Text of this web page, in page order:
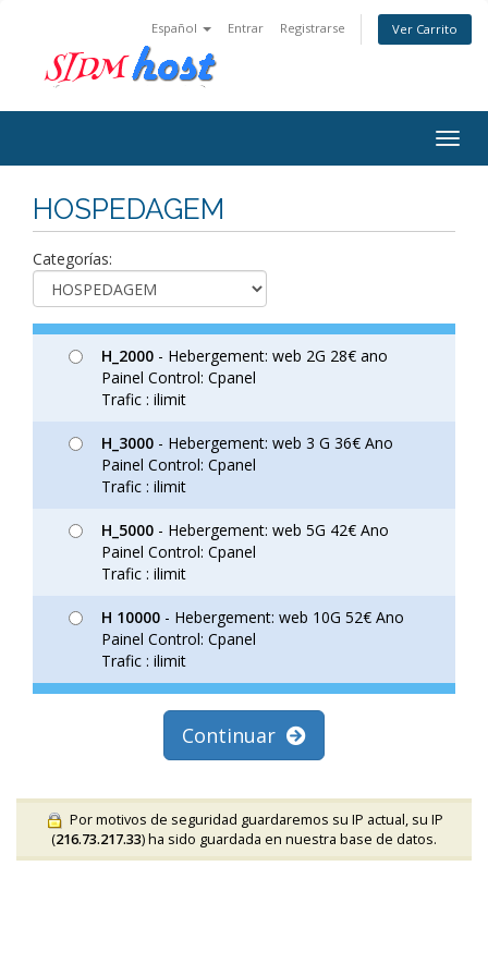
Español Entrar Registrarse Ver Carrito
HOSPEDAGEM
Categorías:
H_2000 - Hebergement: web 2G 28€ ano
Painel Control: Cpanel
Trafic : ilimit
H_3000 - Hebergement: web 3 G 36€ Ano
Painel Control: Cpanel
Trafic : ilimit
H_5000 - Hebergement: web 5G 42€ Ano
Painel Control: Cpanel
Trafic : ilimit
H 10000 - Hebergement: web 10G 52€ Ano
Painel Control: Cpanel
Trafic : ilimit
Continuar
Por motivos de seguridad guardaremos su IP actual, su IP
(216.73.217.33) ha sido guardada en nuestra base de datos.